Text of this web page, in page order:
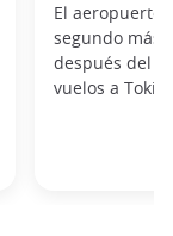
El aeropuerto
segundo más
después del
vuelos a